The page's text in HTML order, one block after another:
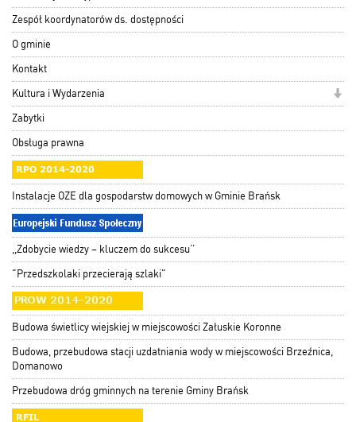
Zespół koordynatorów ds. dostępności
O gminie
Kontakt
Kultura i Wydarzenia
Zabytki
Obsługa prawna
Instalacje OZE dla gospodarstw domowych w Gminie Brańsk
,,Zdobycie wiedzy – kluczem do sukcesu’’
"Przedszkolaki przecierają szlaki"
Budowa świetlicy wiejskiej w miejscowości Załuskie Koronne
Budowa, przebudowa stacji uzdatniania wody w miejscowości Brzeźnica,
Domanowo
Przebudowa dróg gminnych na terenie Gminy Brańsk